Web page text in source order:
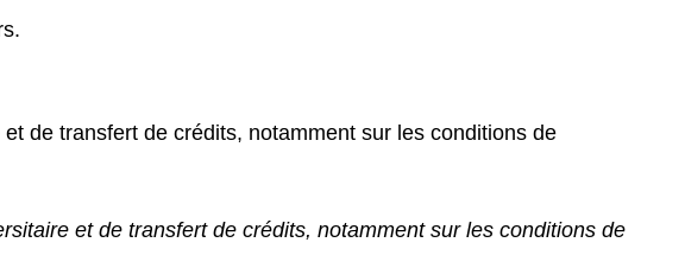
de transfert de crédits, notamment sur les conditions de
et de transfert de crédits, notamment sur les conditions de